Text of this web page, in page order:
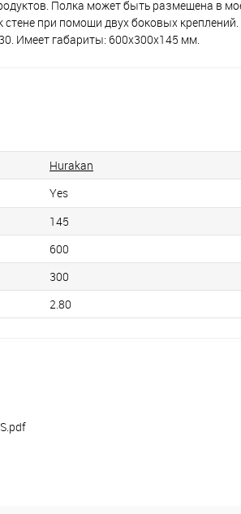
Полка может быть размещена в
при помощи двух боковых
Имеет габариты: 600х300х145 мм.
Hurakan
Yes
145
600
300
2.80